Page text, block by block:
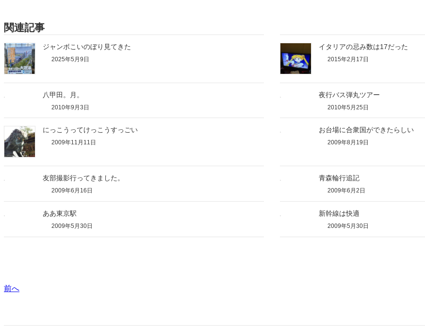
関連記事
ジャンボこいのぼり見てきた
2025年5月9日
イタリアの忌み数は17だった
2015年2月17日
八甲田。月。
2010年9月3日
夜行バス弾丸ツアー
2010年5月25日
にっこうってけっこうすっごい
2009年11月11日
お台場に合衆国ができたらしい
2009年8月19日
友部撮影行ってきました。
2009年6月16日
青森輪行追記
2009年6月2日
ああ東京駅
2009年5月30日
新幹線は快適
2009年5月30日
前へ